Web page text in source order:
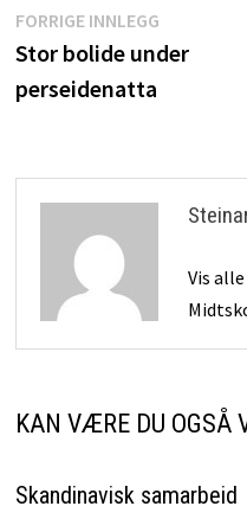
FORRIGE INNLEGGForrige
innlegg:
Stor bolide under
perseidenatta
Vis
KAN VÆRE DU OGSÅ
Skandinavisk samarbeid